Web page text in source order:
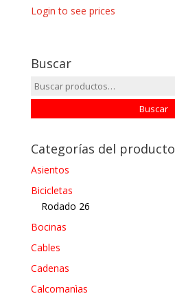
Login to see prices
Buscar
Buscar
por:
Buscar
Categorías del producto
Asientos
Bicicletas
Rodado 26
Bocinas
Cables
Cadenas
Calcomanìas